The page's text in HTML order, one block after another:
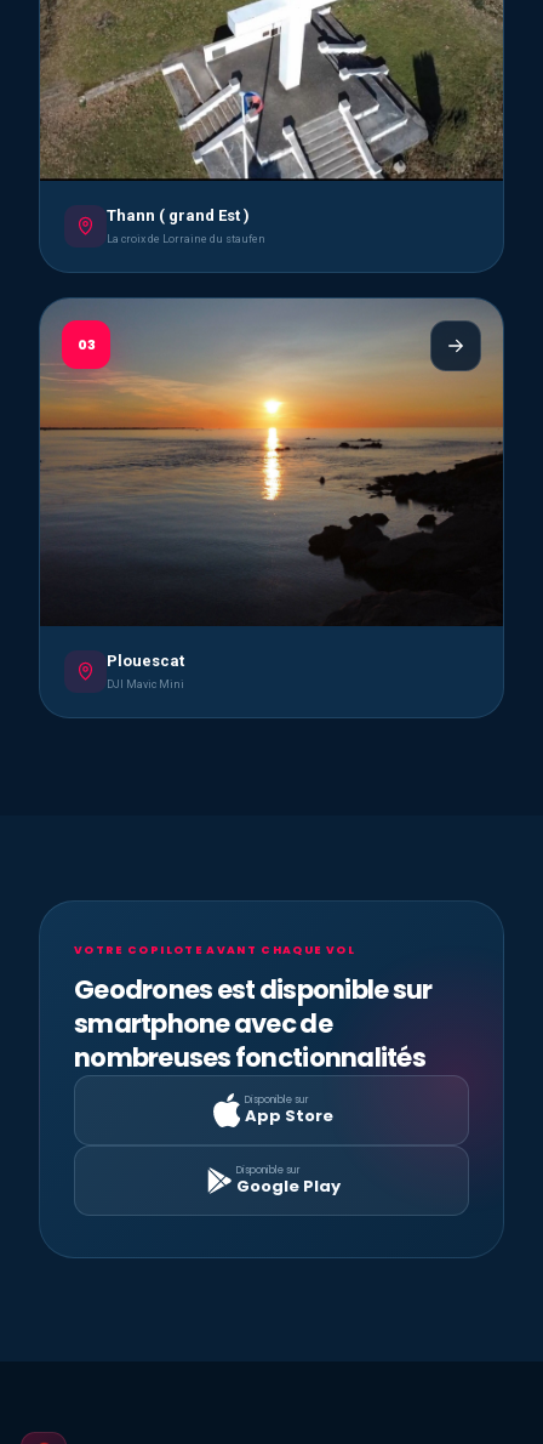
Thann ( grand Est )
La croix de Lorraine du staufen
03
Plouescat
DJI Mavic Mini
VOTRE COPILOTE AVANT CHAQUE VOL
Geodrones est disponible sur
smartphone avec de
nombreuses fonctionnalités
Disponible sur
App Store
Disponible sur
Google Play